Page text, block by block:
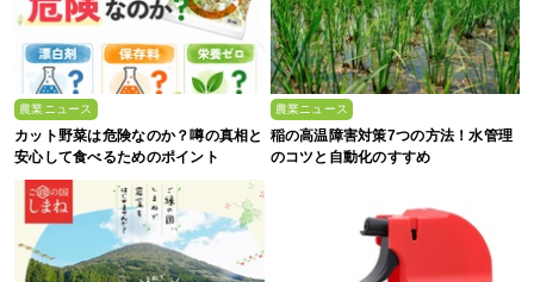
農業ニュース
カット野菜は危険なのか？噂の真相と
安心して食べるためのポイント
農業ニュース
稲の高温障害対策7つの方法！水管理
のコツと自動化のすすめ